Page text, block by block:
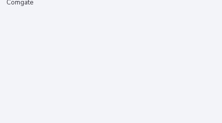
Comgate